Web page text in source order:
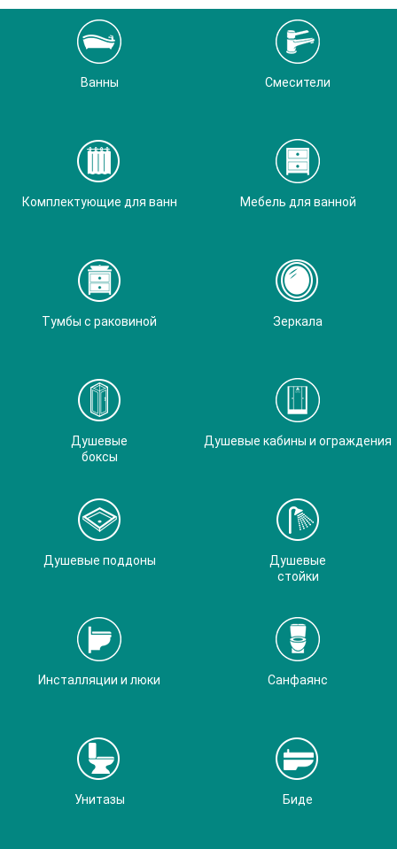
Ванны Смесители
Комплектующие для ванн Мебель для ванной
Тумбы с раковиной Зеркала
Душевые
боксы
Душевые кабины и ограждения
Душевые поддоны
Душевые
стойки
Инсталляции и люки Санфаянс
Унитазы Биде